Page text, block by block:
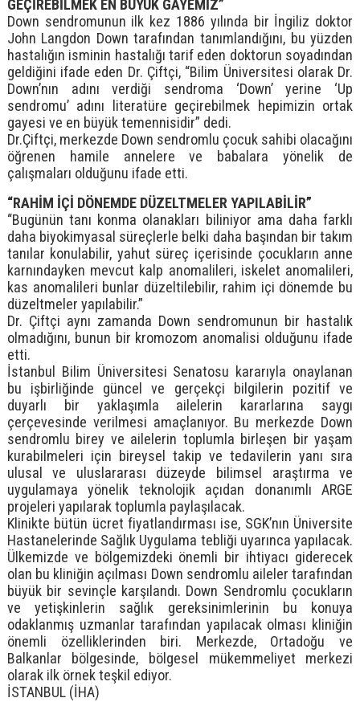
GEÇİREBİLMEK EN BÜYÜK GAYEMİZ”
Down sendromunun ilk kez 1886 yılında bir İngiliz doktor
John Langdon Down tarafından tanımlandığını, bu yüzden
hastalığın isminin hastalığı tarif eden doktorun soyadından
geldiğini ifade eden Dr. Çiftçi, “Bilim Üniversitesi olarak Dr.
Down’nın adını verdiği sendroma ‘Down’ yerine ‘Up
sendromu’ adını literatüre geçirebilmek hepimizin ortak
gayesi ve en büyük temennisidir” dedi.
Dr.Çiftçi, merkezde Down sendromlu çocuk sahibi olacağını
öğrenen hamile annelere ve babalara yönelik de
çalışmaları olduğunu ifade etti.
“RAHİM İÇİ DÖNEMDE DÜZELTMELER YAPILABİLİR”
“Bugünün tanı konma olanakları biliniyor ama daha farklı
daha biyokimyasal süreçlerle belki daha başından bir takım
tanılar konulabilir, yahut süreç içerisinde çocukların anne
karnındayken mevcut kalp anomalileri, iskelet anomalileri,
kas anomalileri bunlar düzeltilebilir, rahim içi dönemde bu
düzeltmeler yapılabilir.”
Dr. Çiftçi aynı zamanda Down sendromunun bir hastalık
olmadığını, bunun bir kromozom anomalisi olduğunu ifade
etti.
İstanbul Bilim Üniversitesi Senatosu kararıyla onaylanan
bu işbirliğinde güncel ve gerçekçi bilgilerin pozitif ve
duyarlı bir yaklaşımla ailelerin kararlarına saygı
çerçevesinde verilmesi amaçlanıyor. Bu merkezde Down
sendromlu birey ve ailelerin toplumla birleşen bir yaşam
kurabilmeleri için bireysel takip ve tedavilerin yanı sıra
ulusal ve uluslararası düzeyde bilimsel araştırma ve
uygulamaya yönelik teknolojik açıdan donanımlı ARGE
projeleri yapılarak toplumla paylaşılacak.
Klinikte bütün ücret fiyatlandırması ise, SGK’nın Üniversite
Hastanelerinde Sağlık Uygulama tebliği uyarınca yapılacak.
Ülkemizde ve bölgemizdeki önemli bir ihtiyacı giderecek
olan bu kliniğin açılması Down sendromlu aileler tarafından
büyük bir sevinçle karşılandı. Down Sendromlu çocukların
ve yetişkinlerin sağlık gereksinimlerinin bu konuya
odaklanmış uzmanlar tarafından yapılacak olması kliniğin
önemli özelliklerinden biri. Merkezde, Ortadoğu ve
Balkanlar bölgesinde, bölgesel mükemmeliyet merkezi
olarak ilk örnek teşkil ediyor.
İSTANBUL (İHA)